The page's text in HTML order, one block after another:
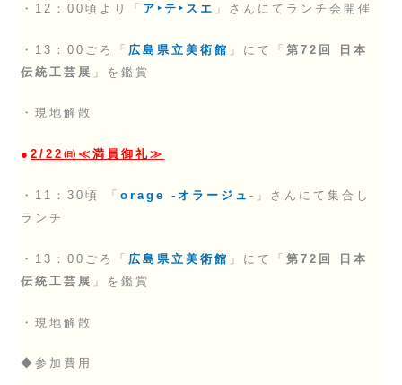
・12：00頃より「 ア‣テ‣スエ 」さんにてランチ会開催
・13：00ごろ「 広島県立美術館 」にて「第72回 日本
伝統工芸展 」を鑑賞
・現地解散
●2/22㈰≪満員御礼≫
・11：30頃 「orage -オラージュ‐ 」さんにて集合し
ランチ
・13：00ごろ「 広島県立美術館 」にて「第72回 日本
伝統工芸展 」を鑑賞
・現地解散
◆参加費用